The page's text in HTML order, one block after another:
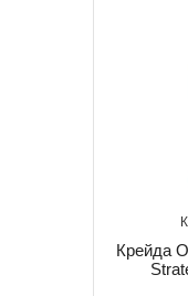
Крейда